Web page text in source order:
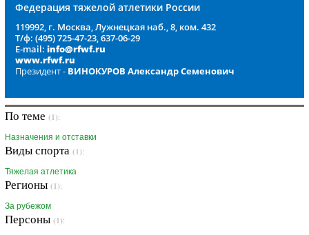
Федерация тяжелой атлетики России
119992, г. Москва, Лужнецкая наб., 8, ком. 432
Т/ф: (495) 725-47-23, 637-06-29
E-mail: info@rfwf.ru
www.rfwf.ru
Президент - ВИНОКУРОВ Александр Семенович
По теме (1):
Назначения и отставки
Виды спорта (1):
Тяжелая атлетика
Регионы (1):
За рубежом
Персоны (1):